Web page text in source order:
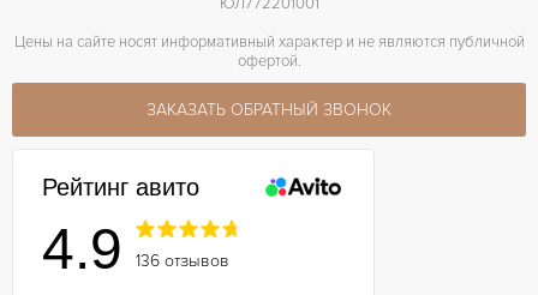
ЮЛ772201001
Цены на сайте носят информативный характер и не являются публичной
офертой.
ЗАКАЗАТЬ ОБРАТНЫЙ ЗВОНОК
Рейтинг авито
4.9 136 отзывов